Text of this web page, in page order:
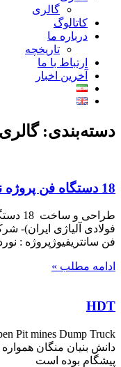
گالری
کاتالوگ
درباره ما
تاريخچه
ارتباط با ما
آخرین اخبار
دسته‌بندی: گالری
18 دستگاه فن پروژه نورد کلاف
فن سانتريفيوژپروژه :
ادامه مطلب »
HDT
دانش بنيان منگان
پيشگام بوده است